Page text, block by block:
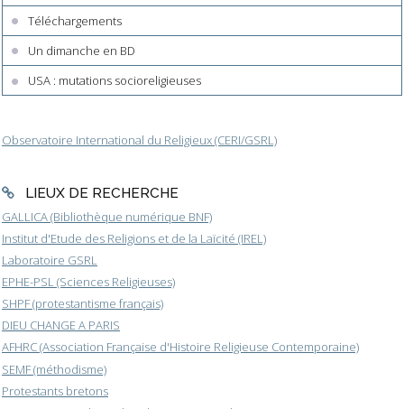
Téléchargements
Un dimanche en BD
USA : mutations socioreligieuses
Observatoire International du Religieux (CERI/GSRL)
LIEUX DE RECHERCHE
GALLICA (Bibliothèque numérique BNF)
Institut d'Etude des Religions et de la Laïcité (IREL)
Laboratoire GSRL
EPHE-PSL (Sciences Religieuses)
SHPF (protestantisme français)
DIEU CHANGE A PARIS
AFHRC (Association Française d'Histoire Religieuse Contemporaine)
SEMF (méthodisme)
Protestants bretons